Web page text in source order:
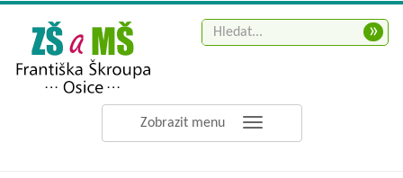
Zobrazit menu
»